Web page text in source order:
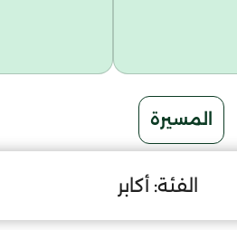
المسيرة
الفئة: أكابر